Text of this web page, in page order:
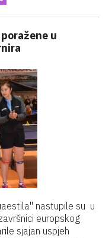
u
nastupile su u
europskog
sjajan uspjeh